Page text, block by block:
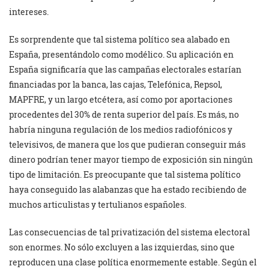
intereses.
Es sorprendente que tal sistema político sea alabado en
España, presentándolo como modélico. Su aplicación en
España significaría que las campañas electorales estarían
financiadas por la banca, las cajas, Telefónica, Repsol,
MAPFRE, y un largo etcétera, así como por aportaciones
procedentes del 30% de renta superior del país. Es más, no
habría ninguna regulación de los medios radiofónicos y
televisivos, de manera que los que pudieran conseguir más
dinero podrían tener mayor tiempo de exposición sin ningún
tipo de limitación. Es preocupante que tal sistema político
haya conseguido las alabanzas que ha estado recibiendo de
muchos articulistas y tertulianos españoles.
Las consecuencias de tal privatización del sistema electoral
son enormes. No sólo excluyen a las izquierdas, sino que
reproducen una clase política enormemente estable. Según el